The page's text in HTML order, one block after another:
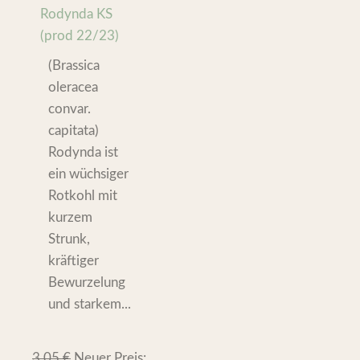
Rodynda KS
(prod 22/23)
(Brassica
oleracea
convar.
capitata)
Rodynda ist
ein wüchsiger
Rotkohl mit
kurzem
Strunk,
kräftiger
Bewurzelung
und starkem...